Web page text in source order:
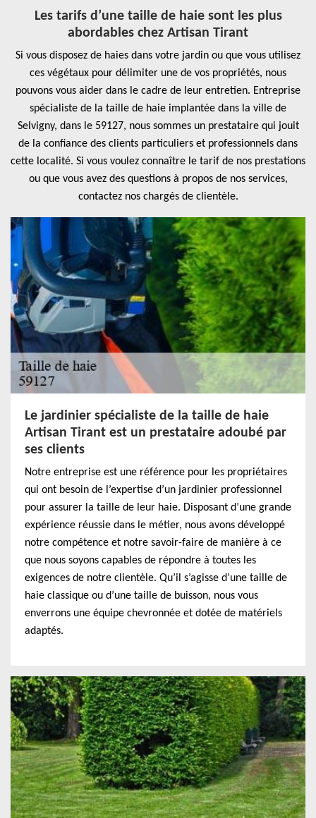
Les tarifs d’une taille de haie sont les plus
abordables chez Artisan Tirant
Si vous disposez de haies dans votre jardin ou que vous utilisez
ces végétaux pour délimiter une de vos propriétés, nous
pouvons vous aider dans le cadre de leur entretien. Entreprise
spécialiste de la taille de haie implantée dans la ville de
Selvigny, dans le 59127, nous sommes un prestataire qui jouit
de la confiance des clients particuliers et professionnels dans
cette localité. Si vous voulez connaître le tarif de nos prestations
ou que vous avez des questions à propos de nos services,
contactez nos chargés de clientèle.
Le jardinier spécialiste de la taille de haie
Artisan Tirant est un prestataire adoubé par
ses clients
Notre entreprise est une référence pour les propriétaires
qui ont besoin de l’expertise d’un jardinier professionnel
pour assurer la taille de leur haie. Disposant d’une grande
expérience réussie dans le métier, nous avons développé
notre compétence et notre savoir-faire de manière à ce
que nous soyons capables de répondre à toutes les
exigences de notre clientèle. Qu’il s’agisse d’une taille de
haie classique ou d’une taille de buisson, nous vous
enverrons une équipe chevronnée et dotée de matériels
adaptés.